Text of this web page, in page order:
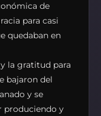
de
para casi
quedaban en
la gratitud para
bajaron del
y se
produciendo y